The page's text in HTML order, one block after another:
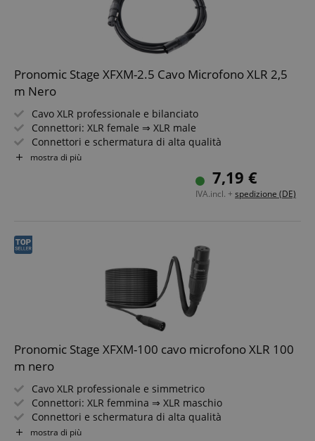
Pronomic Stage XFXM-2.5 Cavo Microfono XLR 2,5
m Nero
Cavo XLR professionale e bilanciato
Connettori: XLR female ⇒ XLR male
Connettori e schermatura di alta qualità
Lunghezza: 2,5m
mostra di più
7,19 €
IVA.incl. + spedizione (DE)
Pronomic Stage XFXM-100 cavo microfono XLR 100
m nero
Cavo XLR professionale e simmetrico
Connettori: XLR femmina ⇒ XLR maschio
Connettori e schermatura di alta qualità
Lunghezza: 100 m
mostra di più